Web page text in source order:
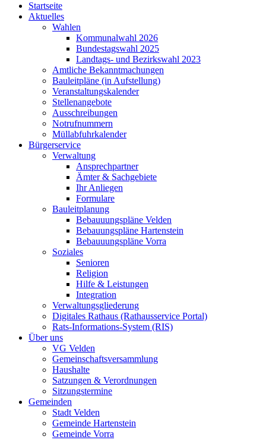
Startseite
Aktuelles
Wahlen
Kommunalwahl 2026
Bundestagswahl 2025
Landtags- und Bezirkswahl 2023
Amtliche Bekanntmachungen
Bauleitpläne (in Aufstellung)
Veranstaltungskalender
Stellenangebote
Ausschreibungen
Notrufnummern
Müllabfuhrkalender
Bürgerservice
Verwaltung
Ansprechpartner
Ämter & Sachgebiete
Ihr Anliegen
Formulare
Bauleitplanung
Bebauuungspläne Velden
Bebauungspläne Hartenstein
Bebauuungspläne Vorra
Soziales
Senioren
Religion
Hilfe & Leistungen
Integration
Verwaltungsgliederung
Digitales Rathaus (Rathausservice Portal)
Rats-Informations-System (RIS)
Über uns
VG Velden
Gemeinschaftsversammlung
Haushalte
Satzungen & Verordnungen
Sitzungstermine
Gemeinden
Stadt Velden
Gemeinde Hartenstein
Gemeinde Vorra